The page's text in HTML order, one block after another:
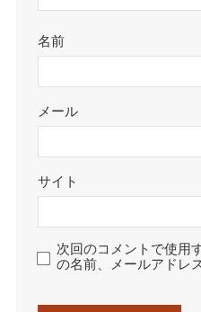
名前
メール
サイト
次回のコメントで使用
の名前、メールアドレ